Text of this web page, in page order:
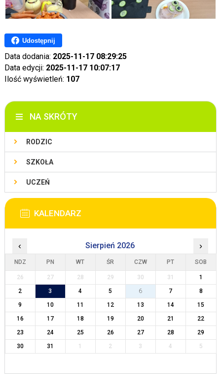
Udostępnij
Data dodania: 2025-11-17 08:29:25
Data edycji: 2025-11-17 10:07:17
Ilość wyświetleń: 107
NA SKRÓTY
RODZIC
SZKOŁA
UCZEŃ
KALENDARZ
‹ Sierpień 2026 ›
NDZ PN WT ŚR CZW PT SOB
26 27 28 29 30 31
1
2
3 4 5 6 7
8
9
10 11 12 13 14
15
16
17 18 19 20 21
22
23
24 25 26 27 28
29
30
31 1 2 3 4 5